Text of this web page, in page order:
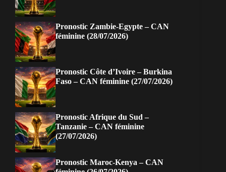
Pronostic Zambie-Egypte – CAN
féminine (28/07/2026)
Pronostic Côte d’Ivoire – Burkina
Faso – CAN féminine (27/07/2026)
Pronostic Afrique du Sud –
Tanzanie – CAN féminine
(27/07/2026)
Pronostic Maroc-Kenya – CAN